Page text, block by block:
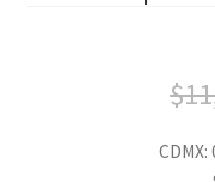
$
CDMX: